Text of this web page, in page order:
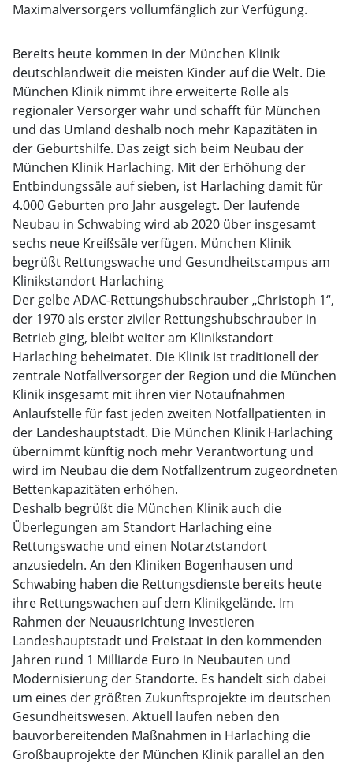
Maximalversorgers vollumfänglich zur Verfügung.
Bereits heute kommen in der München Klinik
deutschlandweit die meisten Kinder auf die Welt. Die
München Klinik nimmt ihre erweiterte Rolle als
regionaler Versorger wahr und schafft für München
und das Umland deshalb noch mehr Kapazitäten in
der Geburtshilfe. Das zeigt sich beim Neubau der
München Klinik Harlaching. Mit der Erhöhung der
Entbindungssäle auf sieben, ist Harlaching damit für
4.000 Geburten pro Jahr ausgelegt. Der laufende
Neubau in Schwabing wird ab 2020 über insgesamt
sechs neue Kreißsäle verfügen. München Klinik
begrüßt Rettungswache und Gesundheitscampus am
Klinikstandort Harlaching
Der gelbe ADAC-Rettungshubschrauber „Christoph 1“,
der 1970 als erster ziviler Rettungshubschrauber in
Betrieb ging, bleibt weiter am Klinikstandort
Harlaching beheimatet. Die Klinik ist traditionell der
zentrale Notfallversorger der Region und die München
Klinik insgesamt mit ihren vier Notaufnahmen
Anlaufstelle für fast jeden zweiten Notfallpatienten in
der Landeshauptstadt. Die München Klinik Harlaching
übernimmt künftig noch mehr Verantwortung und
wird im Neubau die dem Notfallzentrum zugeordneten
Bettenkapazitäten erhöhen.
Deshalb begrüßt die München Klinik auch die
Überlegungen am Standort Harlaching eine
Rettungswache und einen Notarztstandort
anzusiedeln. An den Kliniken Bogenhausen und
Schwabing haben die Rettungsdienste bereits heute
ihre Rettungswachen auf dem Klinikgelände. Im
Rahmen der Neuausrichtung investieren
Landeshauptstadt und Freistaat in den kommenden
Jahren rund 1 Milliarde Euro in Neubauten und
Modernisierung der Standorte. Es handelt sich dabei
um eines der größten Zukunftsprojekte im deutschen
Gesundheitswesen. Aktuell laufen neben den
bauvorbereitenden Maßnahmen in Harlaching die
Großbauprojekte der München Klinik parallel an den